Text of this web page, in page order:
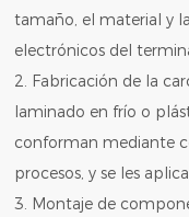
tamaño, el material y
electrónicos del
2. Fabricación de la
laminado en frío o
conforman mediante
procesos, y se les
3. Montaje de